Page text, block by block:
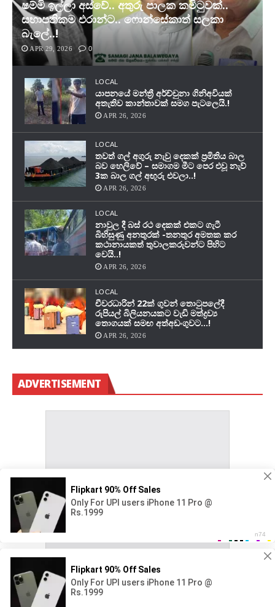
ෂම්මි ඉල්ලා අස්වේ.. අතුරු පාලක කමිටුවක්..
සභාපතිකම එරාන්ට.. ෆොන්සේකාත් සලකා
බැලේ..!
APR 29, 2026 0
LOCAL
යාපනයේ මන්ත්‍රී අර්ච්චුනා ගිනිඅවියක්
අතැතිව කාන්තාවක් සමග පැටලෙයි.!
APR 26, 2026
LOCAL
තවත් ගල් අගුරු නැවු දෙකක් ප‍්‍රමිතිය බාල
බව හෙලිවේ – සමාගම මීට පෙර එවූ නැව්
3ක බාල ගල් අඟුරු එවලා..!
APR 26, 2026
LOCAL
නාවුල දී බස් රථ දෙකක් එකට ගැටී
බිහිසුණු අනතුරක් -තනතුර අමතක කර
කථානායකත් තුවාලකරුවන්ට පිහිට
වෙයි..!
APR 26, 2026
LOCAL
චීවරධාරින් 22ක් ගුවන් තොටුපලේදී
රුපියල් බිලියනයකට වැඩි මත්ද්‍රව්‍ය
තොගයක් සමඟ අත්අඩංගුවට…!
APR 26, 2026
ADVERTISEMENT